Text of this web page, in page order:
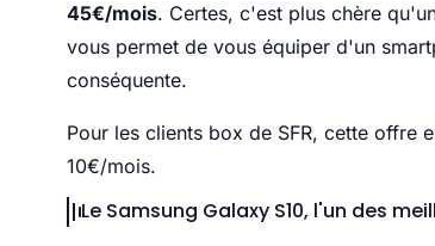
45€/mois. Certes, c'est plus chère
vous permet de vous équiper d'un
conséquente.
Pour les clients box de SFR, cette offre
10€/mois.
Le Samsung Galaxy S10, l'un des